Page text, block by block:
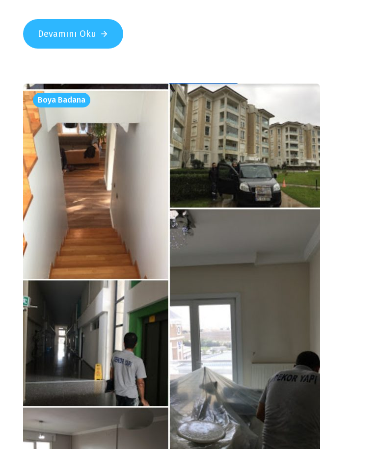
Devamını Oku
Boya Badana